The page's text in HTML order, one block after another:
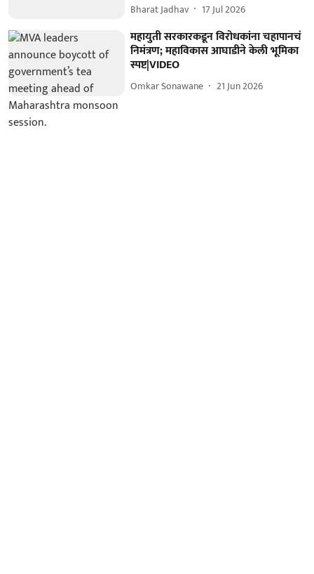
Bharat Jadhav 17 Jul 2026
महायुती सरकारकडून विरोधकांना चहापानचं
निमंत्रण; महाविकास आघाडीने केली भूमिका
स्पष्ट|VIDEO
Omkar Sonawane 21 Jun 2026